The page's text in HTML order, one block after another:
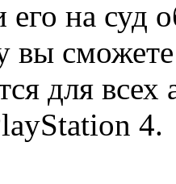
на суд
вы
для
4.